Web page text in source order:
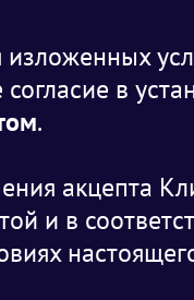
изложенных
в
.
акцепта
и в